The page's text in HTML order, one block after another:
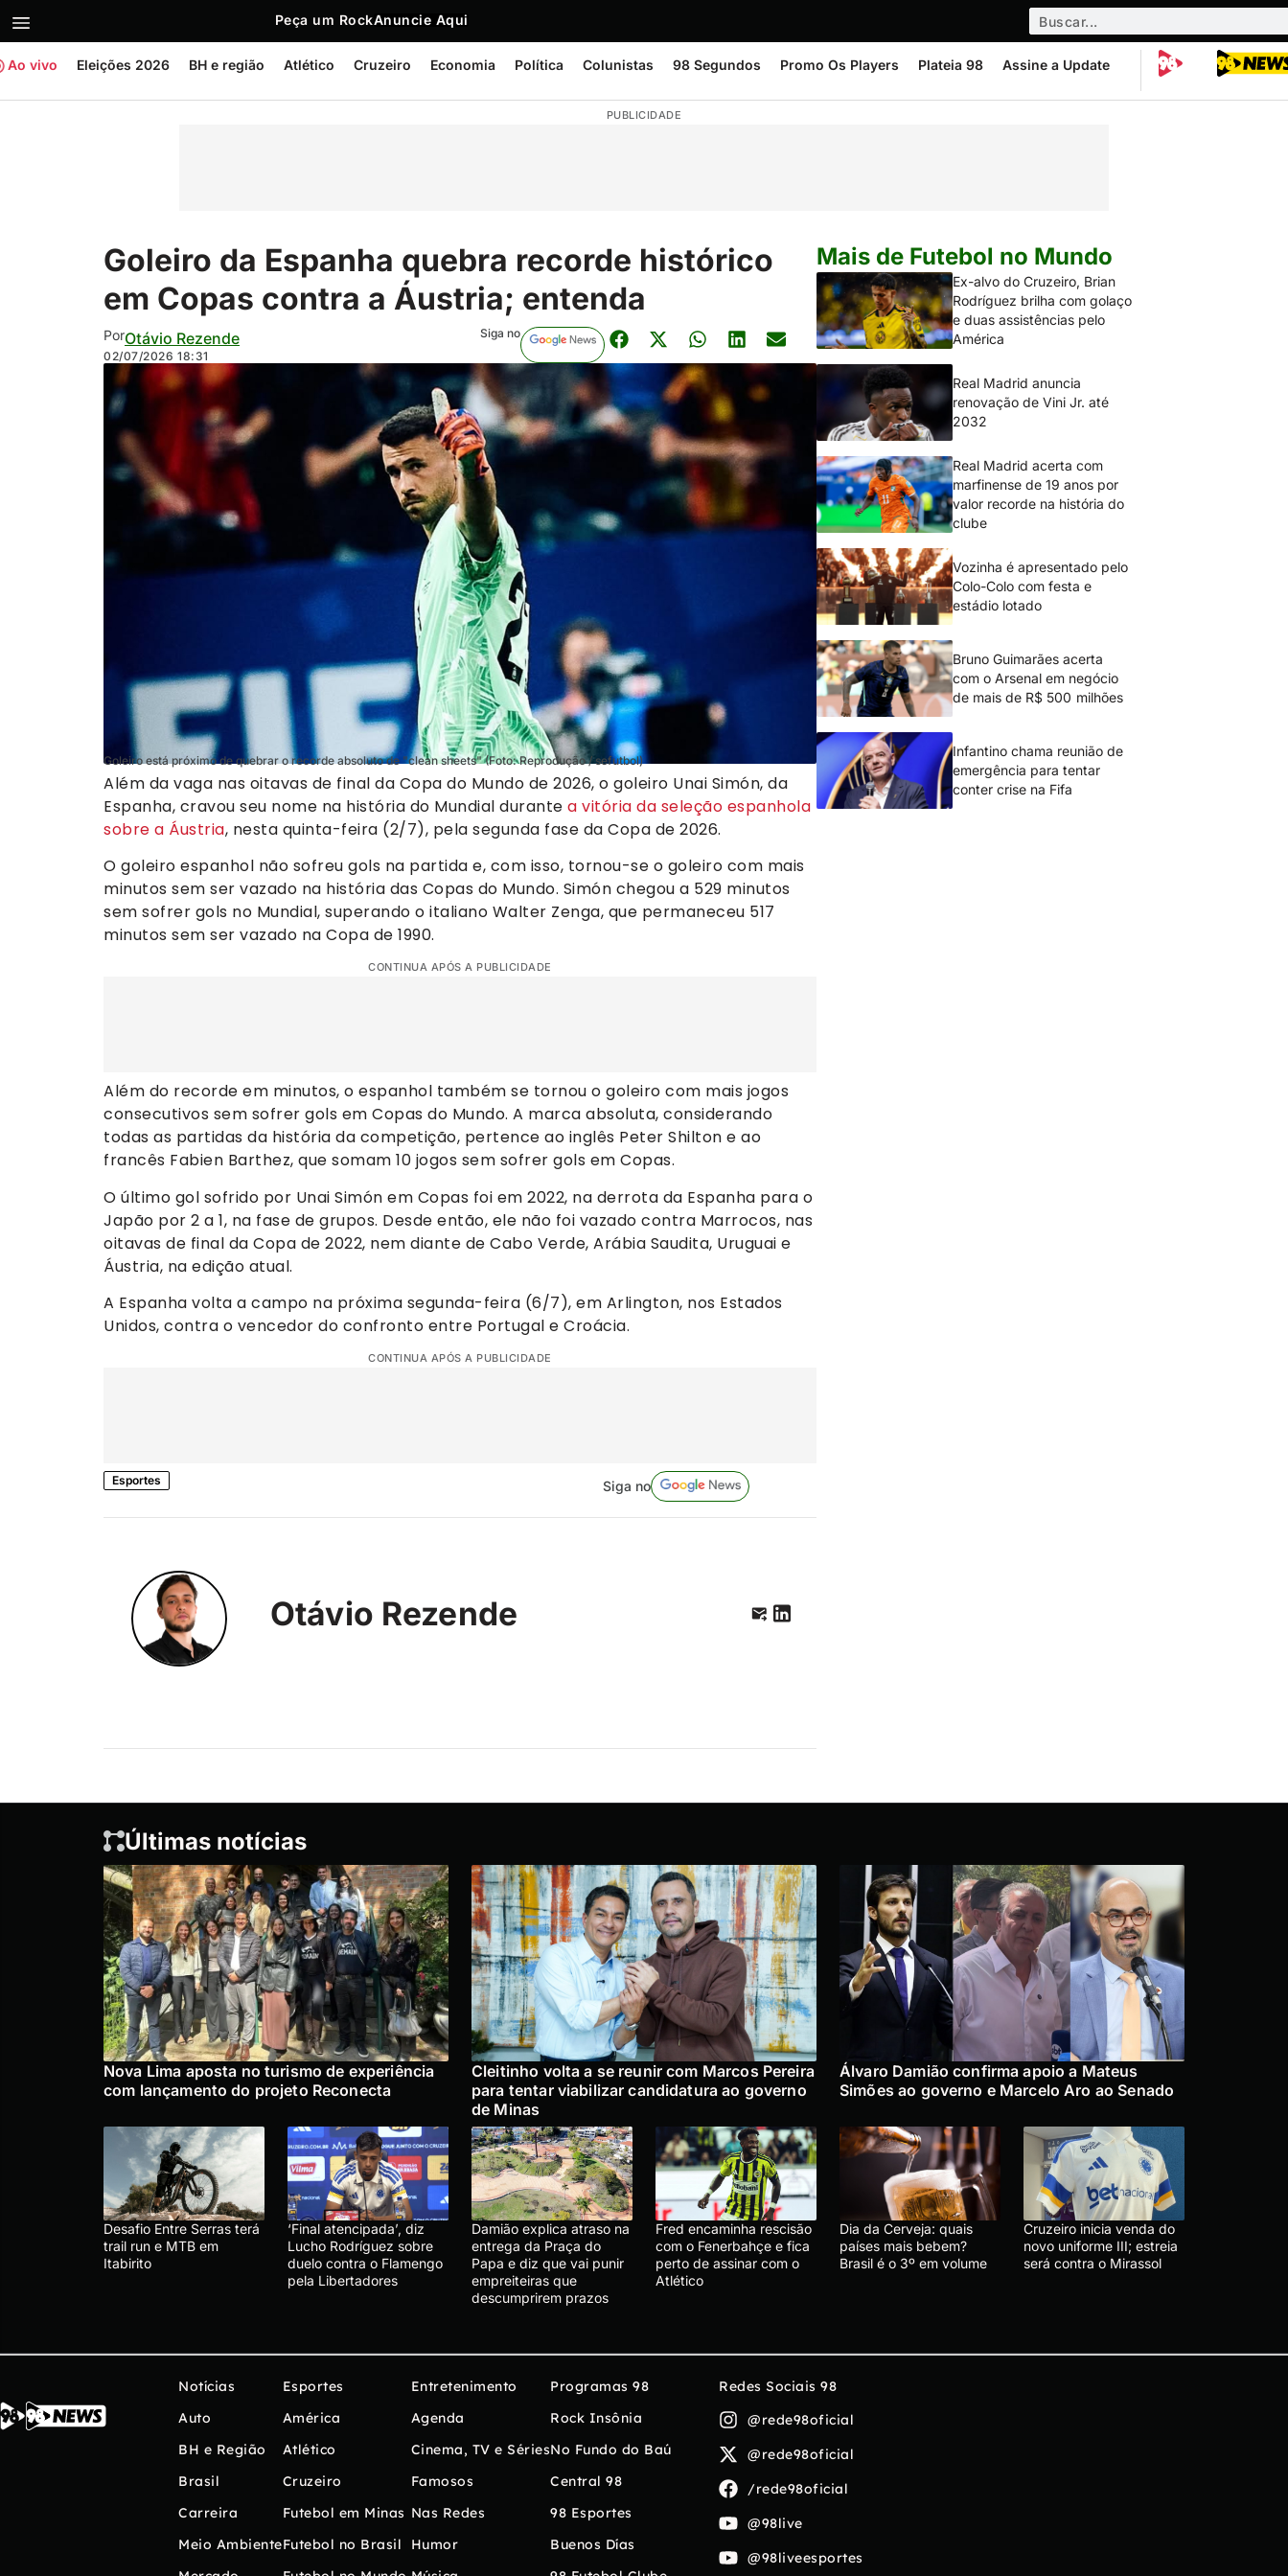
Peça um RockAnuncie Aqui
Ao vivo Eleições 2026 BH e região Atlético Cruzeiro Economia Política Colunistas 98 Segundos Promo Os Players Plateia 98 Assine a Update
PUBLICIDADE
Goleiro da Espanha quebra recorde histórico
em Copas contra a Áustria; entenda
PorOtávio Rezende
02/07/2026 18:31
Siga no
Goleiro está próximo de quebrar o recorde absoluto de "clean sheets" (Foto: Reprodução / sefutbol)
Além da vaga nas oitavas de final da Copa do Mundo de 2026, o goleiro Unai Simón, da
Espanha, cravou seu nome na história do Mundial durante a vitória da seleção espanhola
sobre a Áustria, nesta quinta-feira (2/7), pela segunda fase da Copa de 2026.
O goleiro espanhol não sofreu gols na partida e, com isso, tornou-se o goleiro com mais
minutos sem ser vazado na história das Copas do Mundo. Simón chegou a 529 minutos
sem sofrer gols no Mundial, superando o italiano Walter Zenga, que permaneceu 517
minutos sem ser vazado na Copa de 1990.
CONTINUA APÓS A PUBLICIDADE
Além do recorde em minutos, o espanhol também se tornou o goleiro com mais jogos
consecutivos sem sofrer gols em Copas do Mundo. A marca absoluta, considerando
todas as partidas da história da competição, pertence ao inglês Peter Shilton e ao
francês Fabien Barthez, que somam 10 jogos sem sofrer gols em Copas.
O último gol sofrido por Unai Simón em Copas foi em 2022, na derrota da Espanha para o
Japão por 2 a 1, na fase de grupos. Desde então, ele não foi vazado contra Marrocos, nas
oitavas de final da Copa de 2022, nem diante de Cabo Verde, Arábia Saudita, Uruguai e
Áustria, na edição atual.
A Espanha volta a campo na próxima segunda-feira (6/7), em Arlington, nos Estados
Unidos, contra o vencedor do confronto entre Portugal e Croácia.
CONTINUA APÓS A PUBLICIDADE
Esportes Siga no
Otávio Rezende
Mais de Futebol no Mundo
Ex-alvo do Cruzeiro, Brian
Rodríguez brilha com golaço
e duas assistências pelo
América
Real Madrid anuncia
renovação de Vini Jr. até
2032
Real Madrid acerta com
marfinense de 19 anos por
valor recorde na história do
clube
Vozinha é apresentado pelo
Colo-Colo com festa e
estádio lotado
Bruno Guimarães acerta
com o Arsenal em negócio
de mais de R$ 500 milhões
Infantino chama reunião de
emergência para tentar
conter crise na Fifa
Últimas notícias
Nova Lima aposta no turismo de experiência
com lançamento do projeto Reconecta
Cleitinho volta a se reunir com Marcos Pereira
para tentar viabilizar candidatura ao governo
de Minas
Álvaro Damião confirma apoio a Mateus
Simões ao governo e Marcelo Aro ao Senado
Desafio Entre Serras terá
trail run e MTB em
Itabirito
‘Final atencipada’, diz
Lucho Rodríguez sobre
duelo contra o Flamengo
pela Libertadores
Damião explica atraso na
entrega da Praça do
Papa e diz que vai punir
empreiteiras que
descumprirem prazos
Fred encaminha rescisão
com o Fenerbahçe e fica
perto de assinar com o
Atlético
Dia da Cerveja: quais
países mais bebem?
Brasil é o 3º em volume
Cruzeiro inicia venda do
novo uniforme III; estreia
será contra o Mirassol
Notícias
Auto
BH e Região
Brasil
Carreira
Meio Ambiente
Esportes
América
Atlético
Cruzeiro
Futebol em Minas
Futebol no Brasil
Entretenimento
Agenda
Cinema, TV e Séries
Famosos
Nas Redes
Humor
Programas 98
Rock Insônia
No Fundo do Baú
Central 98
98 Esportes
Buenos Días
Redes Sociais 98
@rede98oficial
@rede98oficial
/rede98oficial
@98live
@98liveesportes